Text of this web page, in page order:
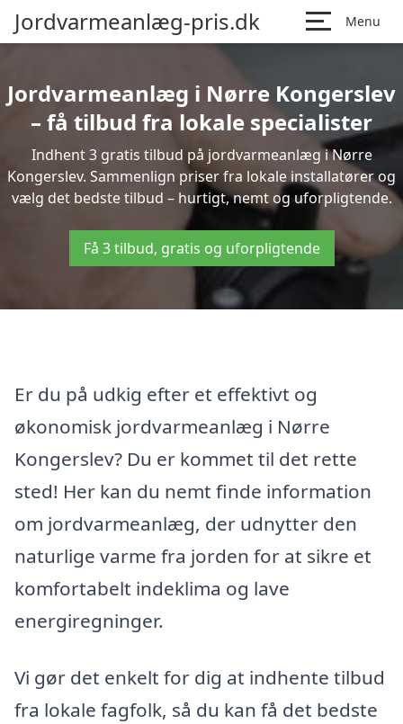
Jordvarmeanlæg-pris.dk Menu
Jordvarmeanlæg i Nørre Kongerslev
– få tilbud fra lokale specialister
Indhent 3 gratis tilbud på jordvarmeanlæg i Nørre
Kongerslev. Sammenlign priser fra lokale installatører og
vælg det bedste tilbud – hurtigt, nemt og uforpligtende.
Få 3 tilbud, gratis og uforpligtende
Er du på udkig efter et effektivt og
økonomisk jordvarmeanlæg i Nørre
Kongerslev? Du er kommet til det rette
sted! Her kan du nemt finde information
om jordvarmeanlæg, der udnytter den
naturlige varme fra jorden for at sikre et
komfortabelt indeklima og lave
energiregninger.
Vi gør det enkelt for dig at indhente tilbud
fra lokale fagfolk, så du kan få det bedste